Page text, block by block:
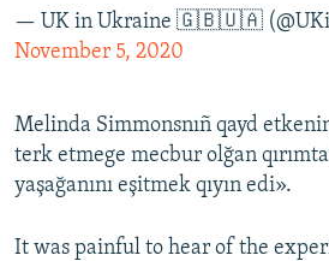
— UK in Ukraine 🇬🇧🇺🇦
November 5, 2020
Melinda Simmonsnıñ qayd
terk etmege mecbur olğan
yaşağanını eşitmek qıyın edi».
It was painful to hear of the